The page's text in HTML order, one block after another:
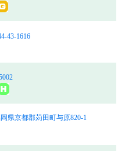
43-1616
県京都郡苅田町与原820-1